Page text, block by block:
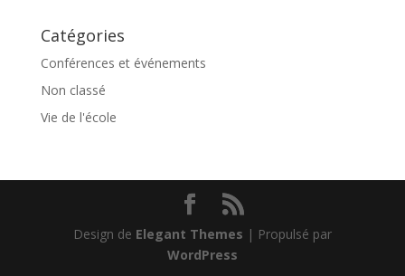
Catégories
Conférences et événements
Non classé
Vie de l'école
Design de Elegant Themes | Propulsé par
WordPress